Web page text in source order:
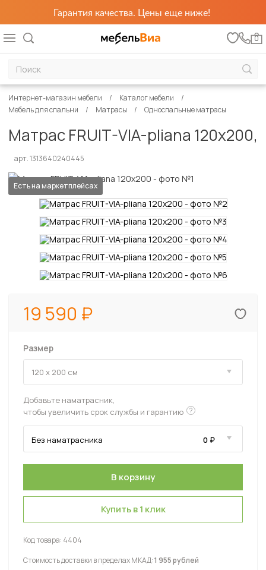
Гарантия качества. Цены еще ниже!
0
Интернет-магазин мебели
Каталог мебели
Мебель для спальни
Матрасы Односпальные матрасы
Матрас FRUIT-VIA-pliana 120х200,
арт. 1313640240445
Есть на маркетплейсах
19 590
Размер
Добавьте наматрасник,
чтобы увеличить срок службы и гарантию ?
Купить в 1 клик
Код товара: 4404
Стоимость доставки в пределах МКАД:1 955 рублей